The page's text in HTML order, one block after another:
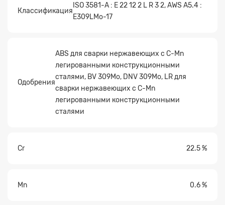
Классификация
ISO 3581-A : E 22 12 2 L R 3 2, AWS A5.4 :
E309LMo-17
Одобрения
ABS для сварки нержавеющих с C-Mn
легированными конструкционными
сталями, BV 309Mo, DNV 309Mo, LR для
сварки нержавеющих с C-Mn
легированными конструкционными
сталями
Cr 22.5 %
Mn 0.6 %